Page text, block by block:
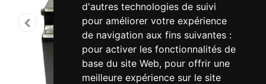
d'autres technologies de suivi
pour améliorer votre expérience
de navigation aux fins suivantes :
pour activer les fonctionnalités de
base du site Web, pour offrir une
meilleure expérience sur le site